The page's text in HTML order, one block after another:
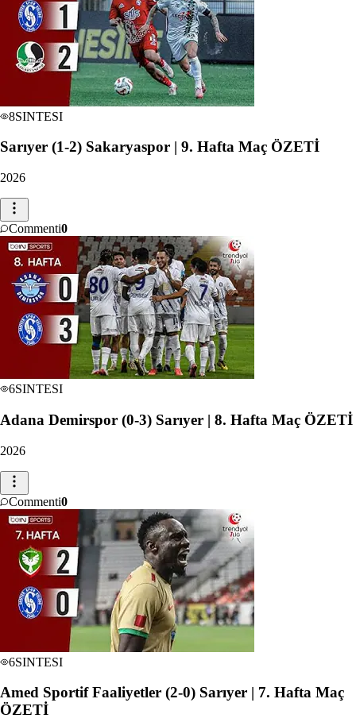
8SINTESI
Sarıyer (1-2) Sakaryaspor | 9. Hafta Maç ÖZETİ
2026
Commenti0
6SINTESI
Adana Demirspor (0-3) Sarıyer | 8. Hafta Maç ÖZETİ
2026
Commenti0
6SINTESI
Amed Sportif Faaliyetler (2-0) Sarıyer | 7. Hafta Maç
ÖZETİ